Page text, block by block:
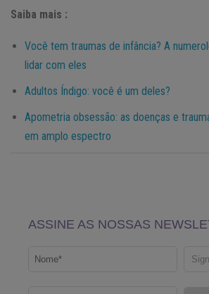
Saiba mais :
Você tem traumas de infância? A
lidar com eles
Adultos Índigo: você é um deles?
Apometria obsessão: as doenças e
em amplo espectro